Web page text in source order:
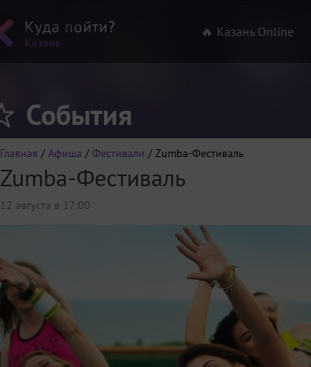
🔥 Казань Online
События
Главная / Афиша / Фестивали / Zumba-Фестиваль
Zumba-Фестиваль
12 августа в 17:00